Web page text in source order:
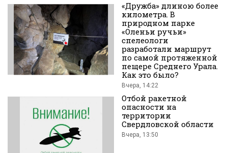
во
«Дружба» длиною более
километра. В
природном парке
«Оленьи ручьи»
спелеологи
разработали маршрут
по самой протяженной
пещере Среднего Урала.
Как это было?
Вчера, 14:22
Отбой ракетной
опасности на
территории
Свердловской области
Вчера, 13:50